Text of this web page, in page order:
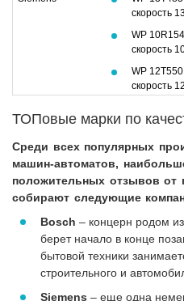
скорость
WP
скорость
WP 12T550
скорость
ТОПовые марки по
Среди всех популярных
машин-автоматов,
положительных отзывов от
собирают следующие
Bosch – концерн родом
берет начало в конце
бытовой техники
строительного и
Siemens – еще одна